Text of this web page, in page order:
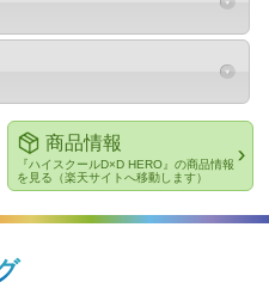
商品情報
『ハイスクールD×D HERO』の商品情報
を見る（楽天サイトへ移動します）